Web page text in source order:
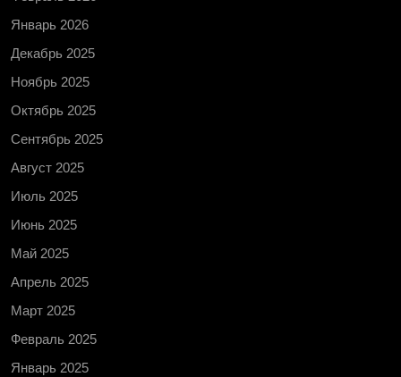
Январь 2026
Декабрь 2025
Ноябрь 2025
Октябрь 2025
Сентябрь 2025
Август 2025
Июль 2025
Июнь 2025
Май 2025
Апрель 2025
Март 2025
Февраль 2025
Январь 2025